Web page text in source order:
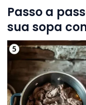
Passo a
sua sopa